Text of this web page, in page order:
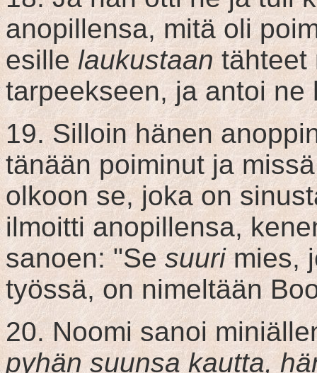
anopillensa, mitä oli
esille laukustaan tähteet
tarpeekseen, ja antoi ne
19. Silloin hänen
tänään poiminut ja
olkoon se, joka on
ilmoitti anopillensa,
sanoen: "Sesuurimies,
työssä, on nimeltään
20. Noomi sanoi
pyhän suunsa kautta,